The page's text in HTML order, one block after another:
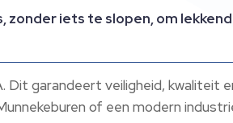
iets te slopen, om
Dit garandeert veiligheid, kwaliteit
of een modern